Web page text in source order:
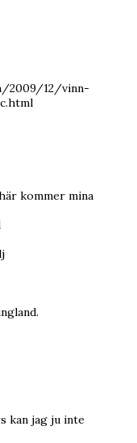
2009/12/vinn-
kommer mina
kan jag ju inte